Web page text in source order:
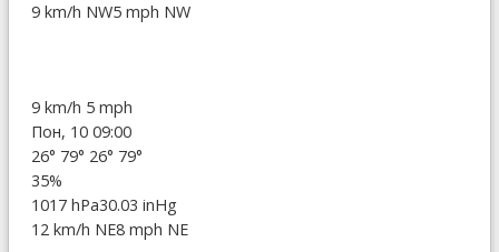
9 km/h NW5 mph NW
9 km/h 5 mph
Пон, 10 09:00
26° 79° 26° 79°
35%
1017 hPa30.03 inHg
12 km/h NE8 mph NE